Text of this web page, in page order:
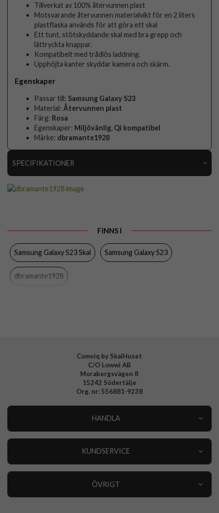
Tillverkat av 100% återvunnen plast
Motsvarande återvunnen materialvikt för en 2 liters
plastflaska används för att göra ett skal
Ett tunt, stötskyddande skal med bra grepp och
lättryckta knappar.
Kompatibelt med trådlös laddning.
Upphöjta kanter skyddar kamera och skärm.
Egenskaper
Passar till: Samsung Galaxy S23
Material: Återvunnen plast
Färg: Rosa
Egenskaper: Miljövänlig, Qi kompatibel
Märke: dbramante1928
SPECIFIKATIONER
Miljövänlig, Trådlös laddning-kompatibel
Färg
FINNS I
Samsung Galaxy S23 Skal Samsung Galaxy S23
dbramante1928
Comviq by SkalHuset
C/O Lowwi AB
Morabergsvägen 8
15242 Södertälje
Org. nr: 556881-9238
HANDLA
KUNDSERVICE
ÖVRIGT